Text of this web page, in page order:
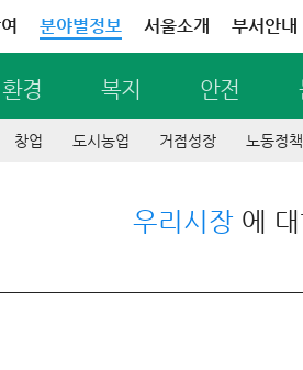
분야별정보 서울소개 부서안내
환경 복지 안전
창업 도시농업 거점성장 노동정책
우리시장 에